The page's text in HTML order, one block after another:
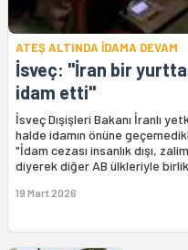
ATEŞ ALTINDA İDAMA DEVAM
İsveç: "İran bir
idam etti"
İsveç Dışişleri Bakanı İranlı
halde idamın önüne
"İdam cezası insanlık dışı,
diyerek diğer AB ülkleriyle
19 Mart 2026